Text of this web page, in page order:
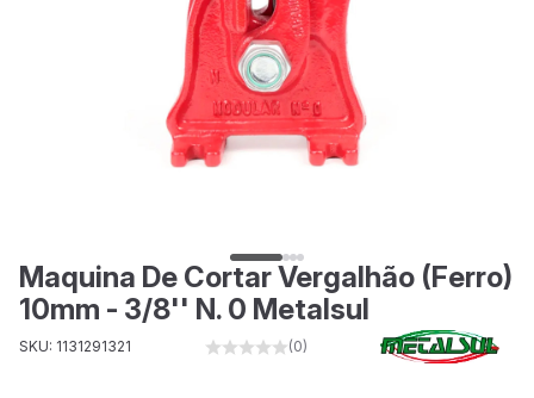
Maquina De Cortar Vergalhão (Ferro)
10mm - 3/8'' N. 0 Metalsul
SKU: 1131291321 (0)